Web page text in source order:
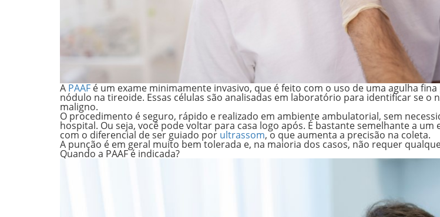
A PAAF é um exame minimamente invasivo, que é feito com o uso de uma agulha fina
nódulo na tireoide. Essas células são analisadas em laboratório para identificar se o
maligno.
O procedimento é seguro, rápido e realizado em ambiente ambulatorial, sem
hospital. Ou seja, você pode voltar para casa logo após. É bastante semelhante a um
com o diferencial de ser guiado por ultrassom, o que aumenta a precisão na coleta.
A punção é em geral muito bem tolerada e, na maioria dos casos, não requer
Quando a PAAF é indicada?